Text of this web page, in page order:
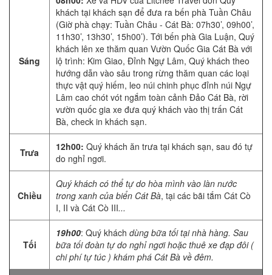
Sáng
khách tại khách sạn để đưa ra bến phà Tuần Châu
(Giờ phà chạy: Tuần Châu - Cát Bà: 07h30’, 09h00’,
11h30’, 13h30’, 15h00’). Tới bến phà Gia Luận, Quý
khách lên xe thăm quan Vườn Quốc Gia Cát Bà với
lộ trình: Kim Giao, Đỉnh Ngự Lâm, Quý khách theo
hướng dẫn vào sâu trong rừng thăm quan các loại
thực vật quý hiếm, leo núi chinh phục đỉnh núi Ngự
Lâm cao chót vót ngắm toàn cảnh Đảo Cát Bà, rời
vườn quốc gia xe đưa quý khách vào thị trấn Cát
Bà, check in khách sạn.
Trưa 12h00: Quý khách ăn trưa tại khách sạn, sau đó tự
do nghỉ ngơi.
Chiều
Quý khách có thể tự do hòa mình vào làn nước
trong xanh của biển Cát Bà, tại các bãi tắm Cát Cò
I, II và Cát Cò III...
Tối
19h00: Quý khách dùng bữa tối tại nhà hàng. Sau
bữa tối đoàn tự do nghỉ ngơi hoặc thuê xe đạp đôi (
chi phí tự túc ) khám phá Cát Bà về đêm.